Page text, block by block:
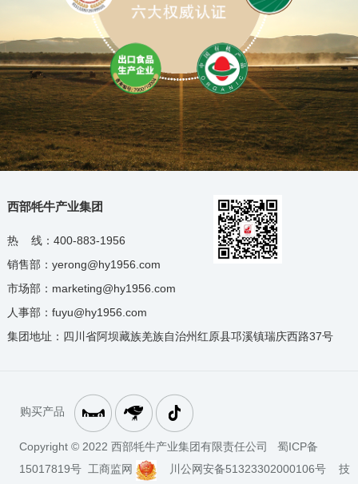
西部牦牛产业集团
热 线：400-883-1956
销售部：yerong@hy1956.com
市场部：marketing@hy1956.com
人事部：fuyu@hy1956.com
集团地址：四川省阿坝藏族羌族自治州红原县邛溪镇瑞庆西路37号
购买产品
Copyright © 2022 西部牦牛产业集团有限责任公司 蜀ICP备
15017819号 工商监网
川公网安备51323302000106号 技